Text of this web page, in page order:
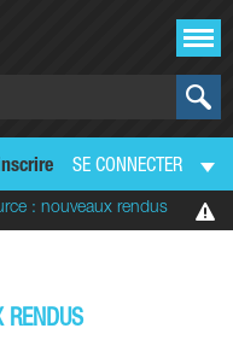
SE CONNECTER
: nouveaux rendus
RENDUS